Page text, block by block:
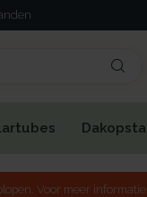
Voor meer